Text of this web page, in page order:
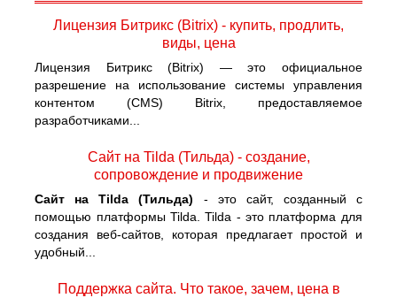
Лицензия Битрикс (Bitrix) - купить, продлить,
виды, цена
Лицензия Битрикс (Bitrix) — это официальное
разрешение на использование системы управления
контентом (CMS) Bitrix, предоставляемое
разработчиками...
Сайт на Tilda (Тильда) - создание,
сопровождение и продвижение
Сайт на Tilda (Тильда) - это сайт, созданный с
помощью платформы Tilda. Tilda - это платформа для
создания веб-сайтов, которая предлагает простой и
удобный...
Поддержка сайта. Что такое, зачем, цена в